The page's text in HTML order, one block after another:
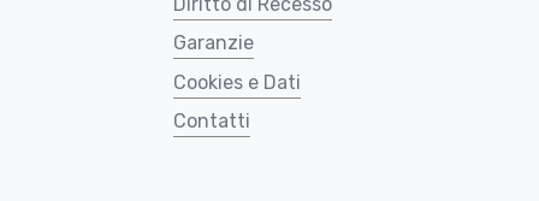
Garanzie
Cookies e Dati
Contatti